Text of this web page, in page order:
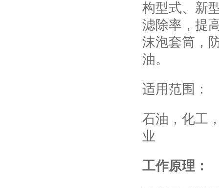
构型式、新
滤除率，提
沫泡套筒，
油。
适用范围 ：
石油，化工
业
工作原理 ：